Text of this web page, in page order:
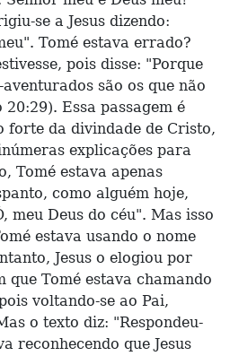
se a Jesus dizendo:
Tomé estava errado?
pois disse: "Porque
são os que não
Essa passagem é
forte da divindade de Cristo,
explicações para
Tomé estava apenas
como alguém hoje,
meu Deus do céu". Mas isso
estava usando o nome
Jesus o elogiou por
que Tomé estava chamando
voltando-se ao Pai,
o texto diz: "Respondeu-
reconhecendo que Jesus